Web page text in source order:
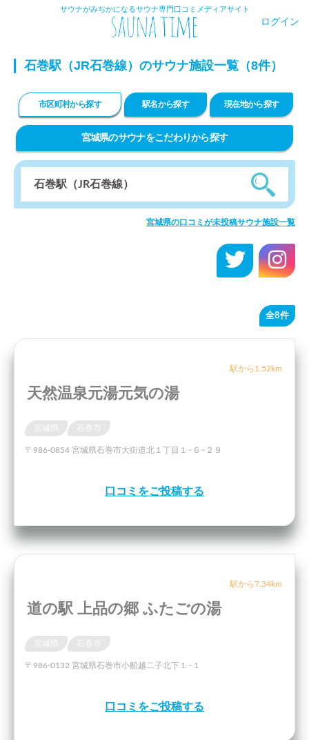
サウナがみぢかになるサウナ専門口コミメディアサイト
ログイン
石巻駅（JR石巻線）のサウナ施設一覧（8件）
市区町村から探す 駅名から探す 現在地から探す
宮城県のサウナをこだわりから探す
宮城県の口コミが未投稿サウナ施設一覧
全8件
駅から1.52km
天然温泉元湯元気の湯
石巻市
〒986-0854 宮城県石巻市大街道北１丁目１−６−２９
口コミをご投稿する
駅から7.34km
道の駅 上品の郷 ふたごの湯
石巻市
〒986-0132 宮城県石巻市小船越二子北下１−１
口コミをご投稿する